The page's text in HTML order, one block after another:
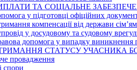
ТА СОЦІАЛЬНЕ
у підготовці офіційних
компенсації від держави
у досудовому та судовому
допомога у випадку
СТАТУСУ УЧАСНИКА
провадження
спори